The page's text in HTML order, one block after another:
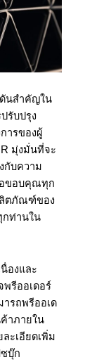
ดันสำคัญใน
รับปรุง
ารของผู้
มุ่งมั่นที่จะ
กับความ
อขอบคุณทุก
ตภัณฑ์ของ
กท่านใน
องและ
รีออเดอร์
รถพรีออเด
าภายใน
ะเอียดเพิ่ม
บุ๊ก